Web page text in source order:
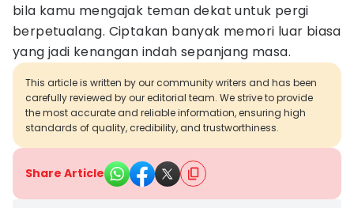
bila kamu mengajak teman dekat untuk pergi
berpetualang. Ciptakan banyak memori luar biasa
yang jadi kenangan indah sepanjang masa.
This article is written by our community writers and has been
carefully reviewed by our editorial team. We strive to provide
the most accurate and reliable information, ensuring high
standards of quality, credibility, and trustworthiness.
Share Article